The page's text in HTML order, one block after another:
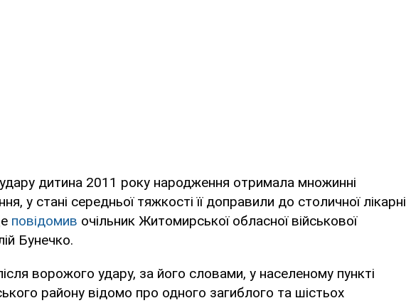
дитина 2011 року народження отримала множинні
у стані середньої тяжкості її доправили до столичної лікарні
повідомив очільник Житомирської обласної військової
Бунечко.
ворожого удару, за його словами, у населеному пункті
району відомо про одного загиблого та шістьох